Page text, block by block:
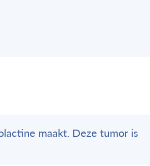
maakt. Deze tumor is